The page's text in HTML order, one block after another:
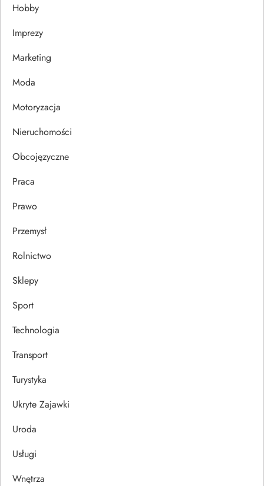
a
w
p
u
Hobby
Imprezy
Marketing
Moda
Motoryzacja
Nieruchomości
Obcojęzyczne
Praca
Prawo
Przemysł
Rolnictwo
Sklepy
Sport
Technologia
Transport
Turystyka
Ukryte Zajawki
Uroda
Usługi
Wnętrza